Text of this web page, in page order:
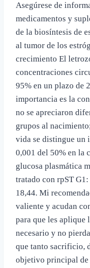
Asegúrese de
medicamentos y
de la biosíntesis de
al tumor de los
crecimiento El
concentraciones
95% en un plazo de
importancia es la
no se apreciaron
grupos al
vida se distingue un
0,001 del 50% en la
glucosa plasmática
tratado con rpST
18,44. Mi
valiente y acudan
para que les aplique
necesario y no
que tanto sacrificio,
objetivo principal